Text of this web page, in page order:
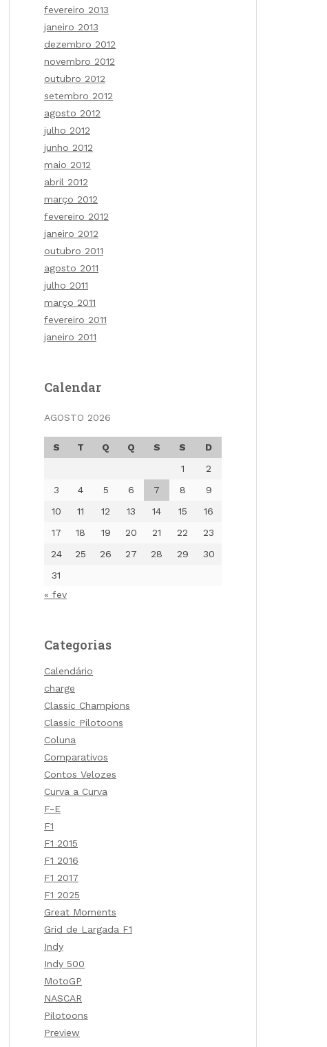
fevereiro 2013
janeiro 2013
dezembro 2012
novembro 2012
outubro 2012
setembro 2012
agosto 2012
julho 2012
junho 2012
maio 2012
abril 2012
março 2012
fevereiro 2012
janeiro 2012
outubro 2011
agosto 2011
julho 2011
março 2011
fevereiro 2011
janeiro 2011
Calendar
AGOSTO 2026
S T Q Q S S
D
1
2
3
4 5 6 7 8
9
10
11 12 13 14 15
16
17
18 19 20 21 22
23
24
25 26 27 28 29
30
31
« fev
Categorias
Calendário
charge
Classic Champions
Classic Pilotoons
Coluna
Comparativos
Contos Velozes
Curva a Curva
F-E
F1
F1 2015
F1 2016
F1 2017
F1 2025
Great Moments
Grid de Largada F1
Indy
Indy 500
MotoGP
NASCAR
Pilotoons
Preview